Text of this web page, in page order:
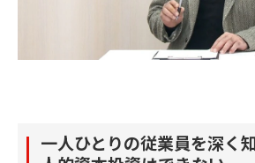
一人ひとりの従業員を深く